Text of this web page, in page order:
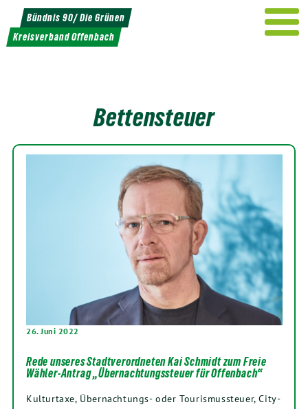
Weiter
zum
Inhalt
Bündnis 90/ Die Grünen
Kreisverband Offenbach
Bettensteuer
26. Juni 2022
Rede unseres Stadtverordneten Kai Schmidt zum Freie
Wähler-Antrag „Übernachtungssteuer für Offenbach“
Kulturtaxe, Übernachtungs- oder Tourismussteuer, City-